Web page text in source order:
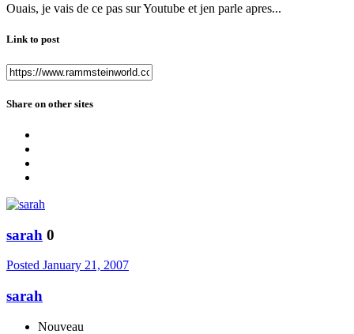
Ouais, je vais de ce pas sur Youtube et jen parle apres...
Link to post
Share on other sites
sarah 0
Posted January 21, 2007
sarah
Nouveau